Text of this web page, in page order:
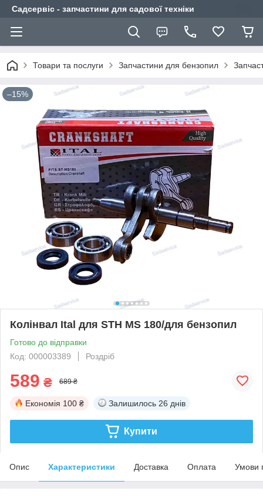
Садсервіс - запчастини для садової техніки
Товари та послуги Запчастини для бензопил
–15%
Колінвал Ital для STH MS 180/для бензопил
Готово до відправки
Код: 000003389
Роздріб
589 ₴ 689 ₴
Економія 100 ₴ Залишилось 26 днів
Купити
Опис Характеристики Доставка Оплата Умови